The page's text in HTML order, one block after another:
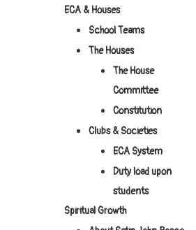
ECA & Houses
School Teams
The Houses
The House
Committee
Constitution
Clubs & Societies
ECA System
Duty load upon
students
Spiritual Growth